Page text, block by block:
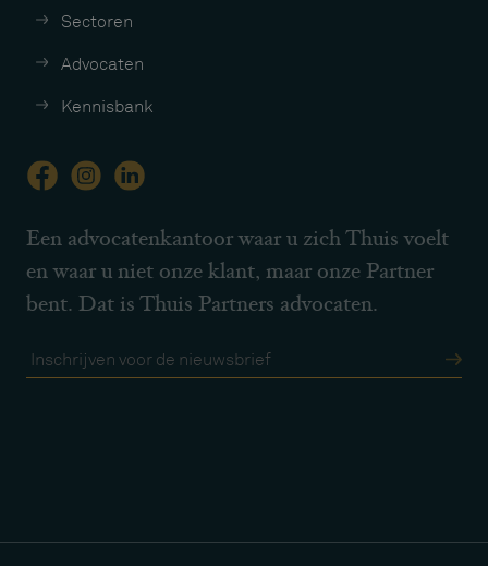
Sectoren
Advocaten
Kennisbank
Een advocatenkantoor waar u zich Thuis voelt
en waar u niet onze klant, maar onze Partner
bent. Dat is Thuis Partners advocaten.